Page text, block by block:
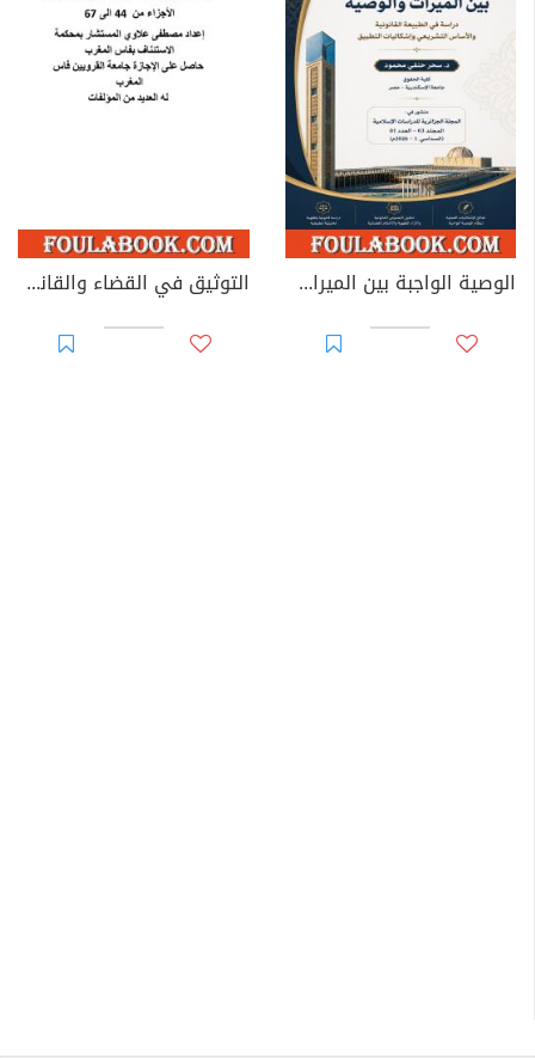
الوصية الواجبة بين الميراث والوصية: دراسة في الطبيعة القانونية والأساس التشريعي وإشكاليات التطبيق التوثيق في القضاء والقانون المغربيين - الأجزاء من 44 إلى 67